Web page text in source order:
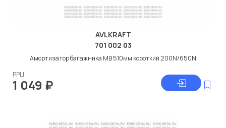
AVLKRAFT
701 002 03
Амортизатор багажника МВ 510мм короткий 200N/650N
РРЦ
1 049 ₽